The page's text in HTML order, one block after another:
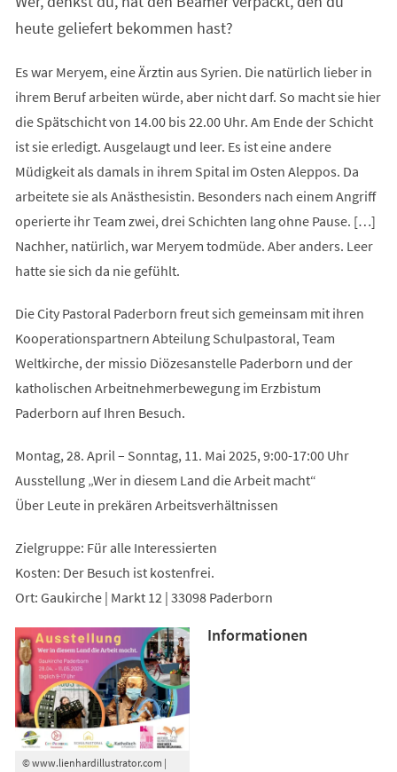
heute geliefert bekommen hast?
Es war Meryem, eine Ärztin aus Syrien. Die natürlich lieber in
ihrem Beruf arbeiten würde, aber nicht darf. So macht sie hier
die Spätschicht von 14.00 bis 22.00 Uhr. Am Ende der Schicht
ist sie erledigt. Ausgelaugt und leer. Es ist eine andere
Müdigkeit als damals in ihrem Spital im Osten Aleppos. Da
arbeitete sie als Anästhesistin. Besonders nach einem Angriff
operierte ihr Team zwei, drei Schichten lang ohne Pause. […]
Nachher, natürlich, war Meryem todmüde. Aber anders. Leer
hatte sie sich da nie gefühlt.
Die City Pastoral Paderborn freut sich gemeinsam mit ihren
Kooperationspartnern Abteilung Schulpastoral, Team
Weltkirche, der missio Diözesanstelle Paderborn und der
katholischen Arbeitnehmerbewegung im Erzbistum
Paderborn auf Ihren Besuch.
Montag, 28. April – Sonntag, 11. Mai 2025, 9:00-17:00 Uhr
Ausstellung „Wer in diesem Land die Arbeit macht“
Über Leute in prekären Arbeitsverhältnissen
Zielgruppe: Für alle Interessierten
Kosten: Der Besuch ist kostenfrei.
Ort: Gaukirche | Markt 12 | 33098 Paderborn
© www.lienhardillustrator.com |
Informationen